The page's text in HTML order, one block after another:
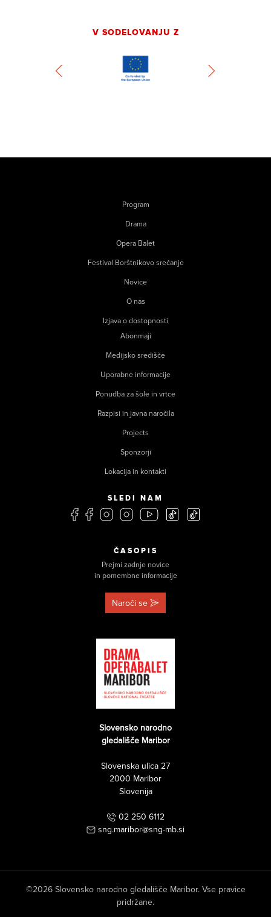
V SODELOVANJU Z
Program
Drama
Opera Balet
Festival Borštnikovo srečanje
Novice
O nas
Izjava o dostopnosti
Abonmaji
Medijsko središče
Uporabne informacije
Ponudba za šole in vrtce
Razpisi in javna naročila
Projects
Sponzorji
Lokacija in kontakti
SLEDI NAM
ČASOPIS
Prejmi zadnje novice
in pomembne informacije
Naroči se
Slovensko narodno
gledališče Maribor
Slovenska ulica 27
2000 Maribor
Slovenija
02 250 6112
sng.maribor@sng-mb.si
©2026 Slovensko narodno gledališče Maribor. Vse pravice
pridržane.